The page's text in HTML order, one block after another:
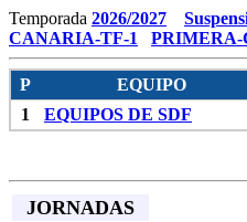
Temporada 2026/2027
CANARIA-TF-1
P EQUIPO
1
EQUIPOS DE SDF
JORNADAS